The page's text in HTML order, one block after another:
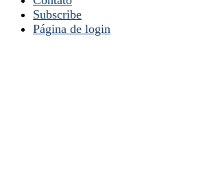
Subscribe
Página de login